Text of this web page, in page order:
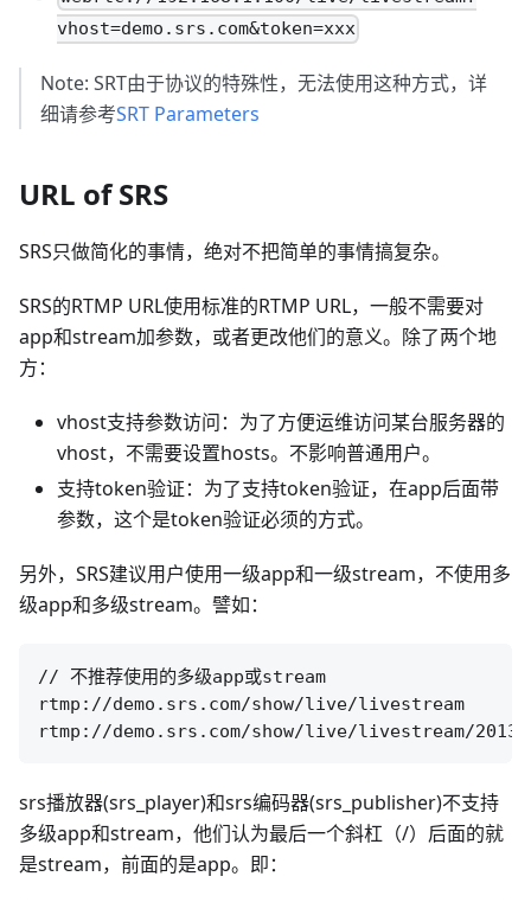
vhost=demo.srs.com&token=xxx
Note: SRT由于协议的特殊性，无法使用这种方式，详
细请参考SRT Parameters
URL of SRS
SRS只做简化的事情，绝对不把简单的事情搞复杂。
SRS的RTMP URL使用标准的RTMP URL，一般不需要对
app和stream加参数，或者更改他们的意义。除了两个地
方：
vhost支持参数访问：为了方便运维访问某台服务器的
vhost，不需要设置hosts。不影响普通用户。
支持token验证：为了支持token验证，在app后面带
参数，这个是token验证必须的方式。
另外，SRS建议用户使用一级app和一级stream，不使用多
级app和多级stream。譬如：
// 不推荐使用的多级app或stream
rtmp://demo.srs.com/show/live/livestream
srs播放器(srs_player)和srs编码器(srs_publisher)不支持
多级app和stream，他们认为最后一个斜杠（/）后面的就
是stream，前面的是app。即：